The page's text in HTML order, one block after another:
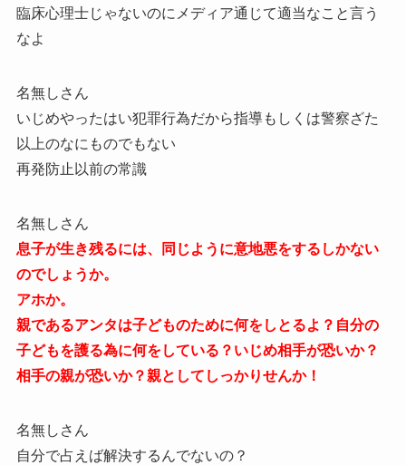
臨床心理士じゃないのにメディア通じて適当なこと言う
なよ
名無しさん
いじめやったはい犯罪行為だから指導もしくは警察ざた
以上のなにものでもない
再発防止以前の常識
名無しさん
息子が生き残るには、同じように意地悪をするしかない
のでしょうか。
アホか。
親であるアンタは子どものために何をしとるよ？自分の
子どもを護る為に何をしている？いじめ相手が恐いか？
相手の親が恐いか？親としてしっかりせんか！
名無しさん
自分で占えば解決するんでないの？